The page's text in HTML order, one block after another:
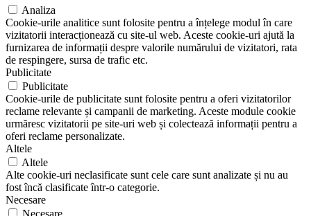
Analiza
Cookie-urile analitice sunt folosite pentru a înțelege modul în care
vizitatorii interacționează cu site-ul web. Aceste cookie-uri ajută la
furnizarea de informații despre valorile numărului de vizitatori, rata
de respingere, sursa de trafic etc.
Publicitate
Publicitate
Cookie-urile de publicitate sunt folosite pentru a oferi vizitatorilor
reclame relevante și campanii de marketing. Aceste module cookie
urmăresc vizitatorii pe site-uri web și colectează informații pentru a
oferi reclame personalizate.
Altele
Altele
Alte cookie-uri neclasificate sunt cele care sunt analizate și nu au
fost încă clasificate într-o categorie.
Necesare
Necesare